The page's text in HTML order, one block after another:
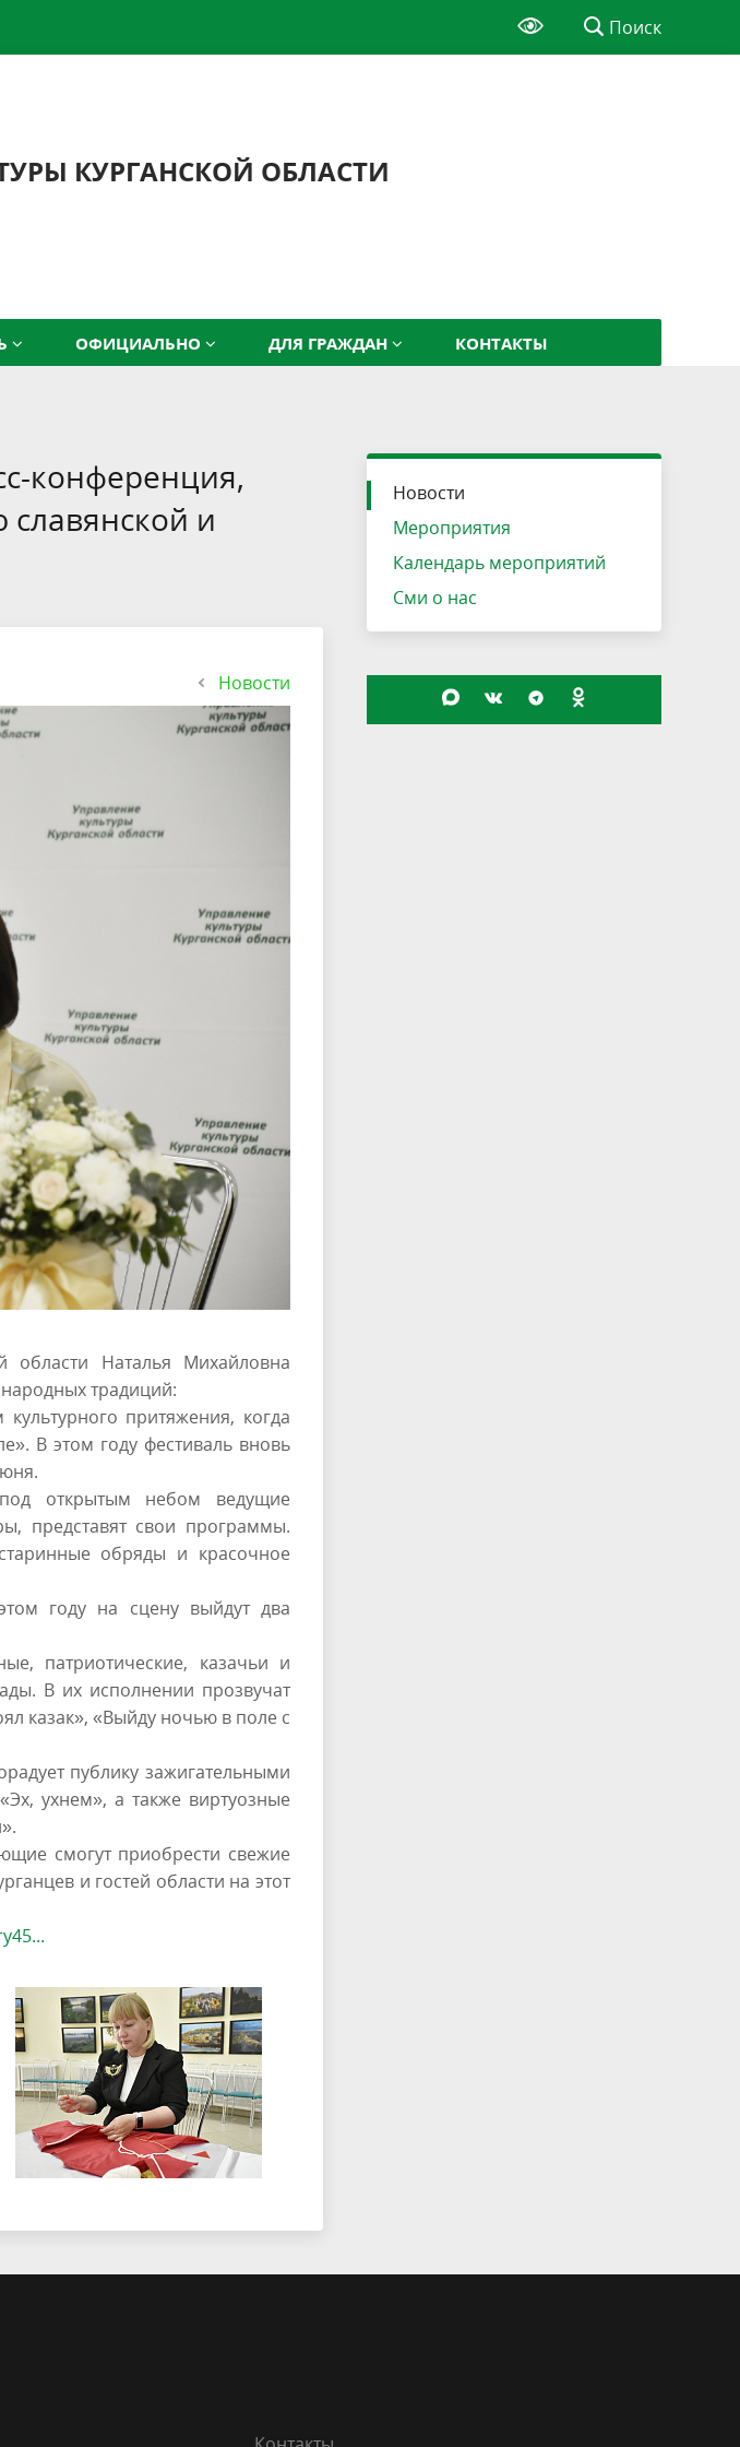
Поиск
КУРГАНСКОЙ ОБЛАСТИ
ОФИЦИАЛЬНО ДЛЯ ГРАЖДАН КОНТАКТЫ
конференция,
и
Новости
области Наталья Михайловна
традиций:
притяжения, когда
В этом году фестиваль вновь
открытым небом ведущие
представят свои программы.
обряды и красочное
году на сцену выйдут два
патриотические, казачьи и
В их исполнении прозвучат
казак», «Выйду ночью в поле с
публику зажигательными
ухнем», а также виртуозные
смогут приобрести свежие
и гостей области на этот
Новости
Мероприятия
Календарь мероприятий
Сми о нас